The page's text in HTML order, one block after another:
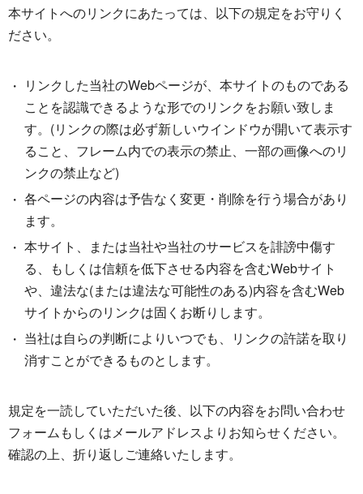
本サイトへのリンクにあたっては、以下の規定をお守りく
ださい。
リンクした当社のWebページが、本サイトのものである
ことを認識できるような形でのリンクをお願い致しま
す。(リンクの際は必ず新しいウインドウが開いて表示す
ること、フレーム内での表示の禁止、一部の画像へのリ
ンクの禁止など)
各ページの内容は予告なく変更・削除を行う場合があり
ます。
本サイト、または当社や当社のサービスを誹謗中傷す
る、もしくは信頼を低下させる内容を含むWebサイト
や、違法な(または違法な可能性のある)内容を含むWeb
サイトからのリンクは固くお断りします。
当社は自らの判断によりいつでも、リンクの許諾を取り
消すことができるものとします。
規定を一読していただいた後、以下の内容をお問い合わせ
フォームもしくはメールアドレスよりお知らせください。
確認の上、折り返しご連絡いたします。